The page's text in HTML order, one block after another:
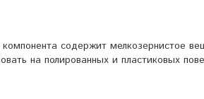
содержит мелкозернистое
на полированных и пластиковых